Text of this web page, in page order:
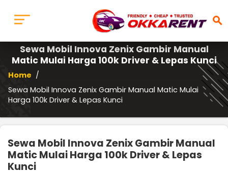
search
Sewa Mobil Innova Zenix Gambir Manual
Matic Mulai Harga 100k Driver & Lepas Kunci
Home /
Sewa Mobil Innova Zenix Gambir Manual Matic Mulai
Harga 100k Driver & Lepas Kunci
Sewa Mobil Innova Zenix Gambir Manual
Matic Mulai Harga 100k Driver & Lepas
Kunci